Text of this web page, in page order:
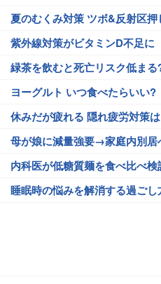
夏のむくみ対策 ツボ&反射区押
紫外線対策がビタミンD不足に
緑茶を飲むと死亡リスク低まる
ヨーグルト いつ食べたらいい?
休みだが疲れる 隠れ疲労対策は
母が娘に減量強要→家庭内別居
内科医が低糖質麺を食べ比べ検
睡眠時の悩みを解消する過ごし